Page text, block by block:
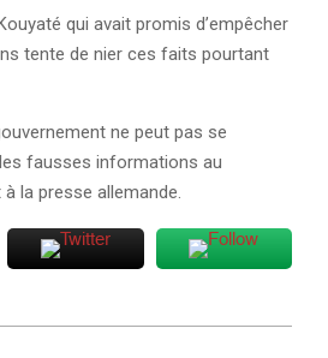
qui avait promis d’empêcher
tente de nier ces faits pourtant
ne peut pas se
fausses informations au
la presse allemande.